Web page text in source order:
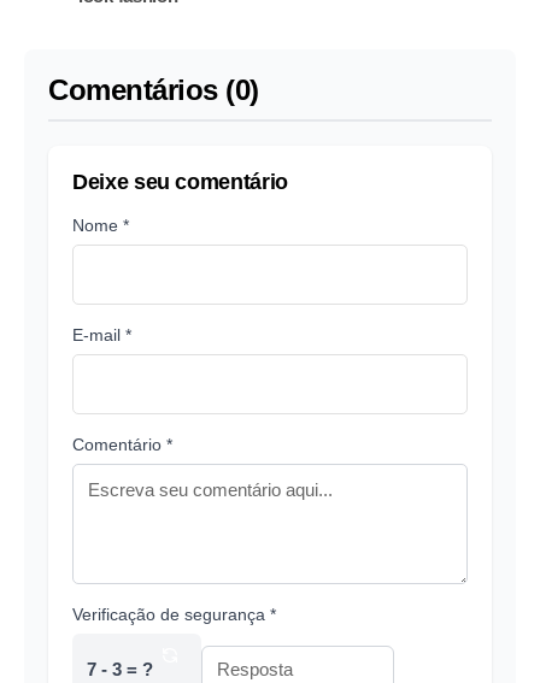
Comentários (0)
Deixe seu comentário
Nome *
E-mail *
Comentário *
Verificação de segurança *
7 - 3 = ?